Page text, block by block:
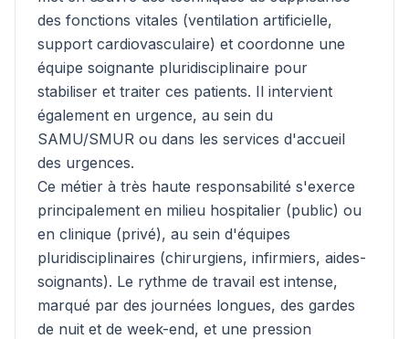
des fonctions vitales (ventilation artificielle,
support cardiovasculaire) et coordonne une
équipe soignante pluridisciplinaire pour
stabiliser et traiter ces patients. Il intervient
également en urgence, au sein du
SAMU/SMUR ou dans les services d'accueil
des urgences.
Ce métier à très haute responsabilité s'exerce
principalement en milieu hospitalier (public) ou
en clinique (privé), au sein d'équipes
pluridisciplinaires (chirurgiens, infirmiers, aides-
soignants). Le rythme de travail est intense,
marqué par des journées longues, des gardes
de nuit et de week-end, et une pression